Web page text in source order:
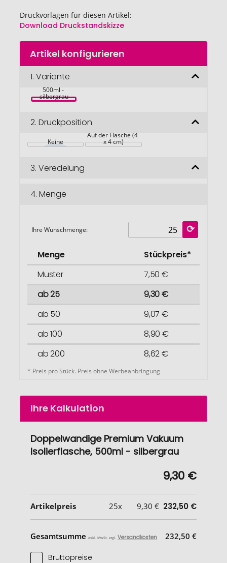
Druckvorlagen für diesen Artikel:
Download Druckstandskizze
Zum
Anfang
Bildgalerie
Artikel konfigurieren
1. Variante
Vakuum
500ml -
silbergrau
2. Druckposition
Keine
Auf der Flasche (4
x 4 cm)
3. Veredelung
4. Menge
Ihre Wunschmenge:
Menge
Stückpreis*
Muster
7,50 €
ab 25
9,30 €
ab 50
9,07 €
ab 100
8,90 €
ab 200
8,62 €
* Preis pro Stück. Preis ohne Werbeanbringung
Ihre Kalkulation
Doppelwandige Premium Vakuum
Isolierflasche, 500ml - silbergrau
9,30 €
Artikelpreis 25x 9,30 € 232,50 €
Gesamtsumme exkl. MwSt. zzgl. Versandkosten 232,50 €
Bruttopreise